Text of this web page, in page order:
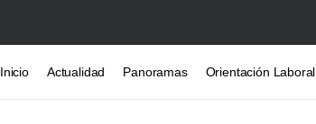
Inicio Actualidad Panoramas Orientación Laboral